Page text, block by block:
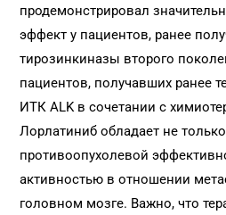
продемонстрировал
эффект у пациентов, ранее
тирозинкиназы второго
пациентов, получавших ранее
ИТК ALK в сочетании с
Лорлатиниб обладает не
противоопухолевой
активностью в отношении
головном мозге. Важно, что